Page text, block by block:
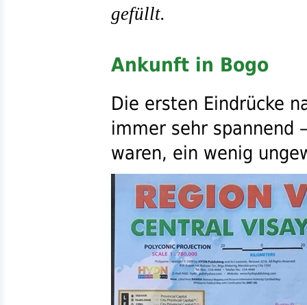
gefüllt.
Ankunft in Bogo
Die ersten Eindrücke
immer sehr spannend
waren, ein wenig